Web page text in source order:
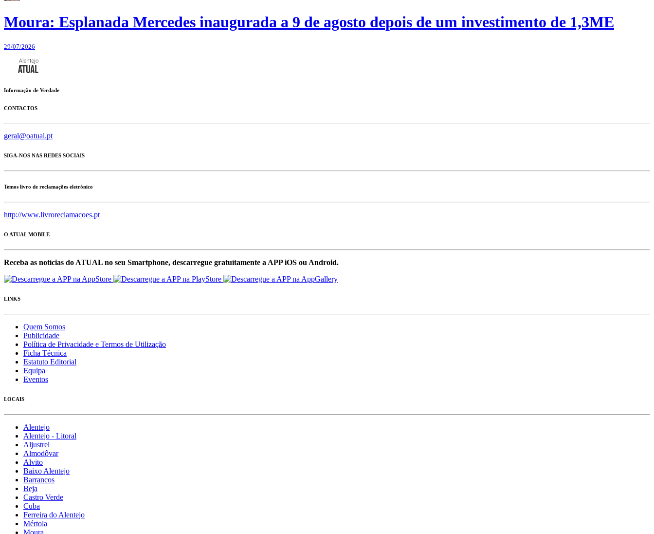
Moura: Esplanada Mercedes inaugurada a 9 de agosto depois de um investimento de 1,3ME
29/07/2026
Informação de Verdade
CONTACTOS
geral@oatual.pt
SIGA-NOS NAS REDES SOCIAIS
Temos livro de reclamações eletrónico
http://www.livroreclamacoes.pt
O ATUAL MOBILE
Receba as notícias do ATUAL no seu Smartphone, descarregue gratuítamente a APP iOS ou Android.
LINKS
Quem Somos
Publicidade
Política de Privacidade e Termos de Utilização
Ficha Técnica
Estatuto Editorial
Equipa
Eventos
LOCAIS
Alentejo
Alentejo - Litoral
Aljustrel
Almodôvar
Alvito
Baixo Alentejo
Barrancos
Beja
Castro Verde
Cuba
Ferreira do Alentejo
Mértola